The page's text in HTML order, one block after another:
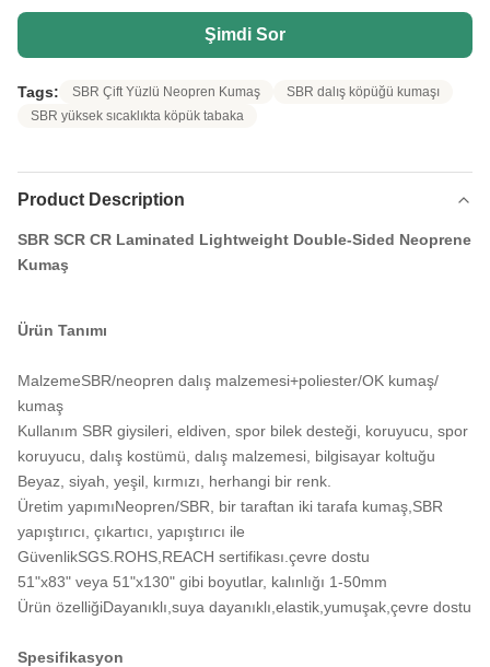
Şimdi Sor
Tags: SBR Çift Yüzlü Neopren Kumaş
SBR dalış köpüğü kumaşı
SBR yüksek sıcaklıkta köpük tabaka
Product Description
SBR SCR CR Laminated Lightweight Double-Sided Neoprene
Kumaş
Ürün Tanımı
MalzemeSBR/neopren dalış malzemesi+poliester/OK kumaş/
kumaş
Kullanım SBR giysileri, eldiven, spor bilek desteği, koruyucu, spor
koruyucu, dalış kostümü, dalış malzemesi, bilgisayar koltuğu
Beyaz, siyah, yeşil, kırmızı, herhangi bir renk.
Üretim yapımıNeopren/SBR, bir taraftan iki tarafa kumaş,SBR
yapıştırıcı, çıkartıcı, yapıştırıcı ile
GüvenlikSGS.ROHS,REACH sertifikası.çevre dostu
51"x83" veya 51"x130" gibi boyutlar, kalınlığı 1-50mm
Ürün özelliğiDayanıklı,suya dayanıklı,elastik,yumuşak,çevre dostu
Spesifikasyon